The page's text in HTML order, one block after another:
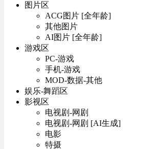
图片区
ACG图片 [全年龄]
其他图片
AI图片 [全年龄]
游戏区
PC-游戏
手机-游戏
MOD-数据-其他
娱乐-舞蹈区
影视区
电视剧-网剧
电视剧-网剧 [AI生成]
电影
特摄